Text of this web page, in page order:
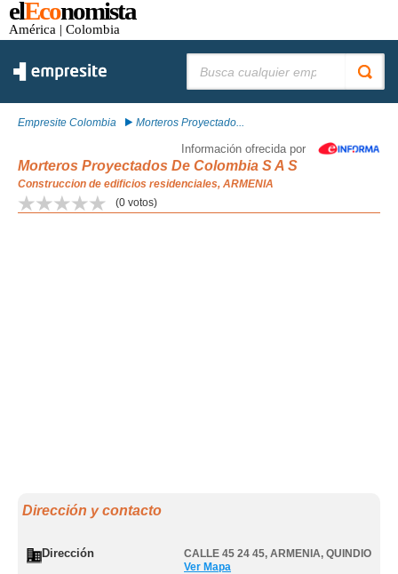
elEconomista
América | Colombia
Empresite Colombia Morteros Proyectado...
Información ofrecida por
Morteros Proyectados De Colombia S A S
Construccion de edificios residenciales, ARMENIA
(0 votos)
Dirección y contacto
Dirección CALLE 45 24 45, ARMENIA, QUINDIO
Ver Mapa